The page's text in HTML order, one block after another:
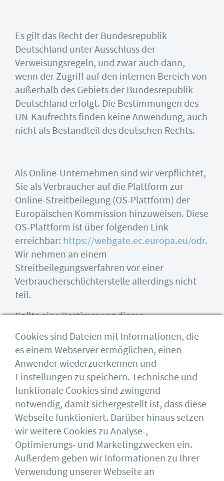
Es gilt das Recht der Bundesrepublik
Deutschland unter Ausschluss der
Verweisungsregeln, und zwar auch dann,
wenn der Zugriff auf den internen Bereich von
außerhalb des Gebiets der Bundesrepublik
Deutschland erfolgt. Die Bestimmungen des
UN-Kaufrechts finden keine Anwendung, auch
nicht als Bestandteil des deutschen Rechts.
Als Online-Unternehmen sind wir verpflichtet,
Sie als Verbraucher auf die Plattform zur
Online-Streitbeilegung (OS-Plattform) der
Europäischen Kommission hinzuweisen. Diese
OS-Plattform ist über folgenden Link
erreichbar: https://webgate.ec.europa.eu/odr.
Wir nehmen an einem
Streitbeilegungsverfahren vor einer
Verbraucherschlichterstelle allerdings nicht
teil.
Sollte eine Bestimmung dieser
Nutzungsbedingungen unwirksam sein oder
werden, so bleiben die übrigen
Bestimmungen hiervon unberührt. An die
Stelle des unwirksamen Teils tritt eine Klausel,
die dem inhaltlich und wirtschaftlich
Gewolltem am nächsten kommt.
Stand 18.08.2020
Cookies sind Dateien mit Informationen, die
es einem Webserver ermöglichen, einen
Anwender wiederzuerkennen und
Einstellungen zu speichern. Technische und
funktionale Cookies sind zwingend
notwendig, damit sichergestellt ist, dass diese
Webseite funktioniert. Darüber hinaus setzen
wir weitere Cookies zu Analyse-,
Optimierungs- und Marketingzwecken ein.
Außerdem geben wir Informationen zu Ihrer
Verwendung unserer Webseite an